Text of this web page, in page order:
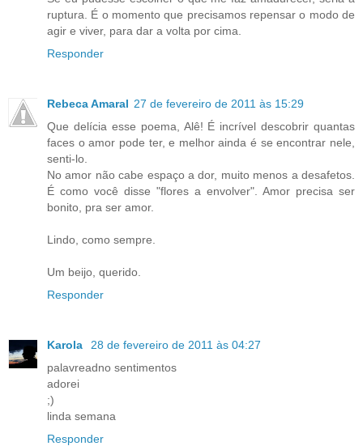
ruptura. É o momento que precisamos repensar o modo de
agir e viver, para dar a volta por cima.
Responder
Rebeca Amaral 27 de fevereiro de 2011 às 15:29
Que delícia esse poema, Alê! É incrível descobrir quantas
faces o amor pode ter, e melhor ainda é se encontrar nele,
senti-lo.
No amor não cabe espaço a dor, muito menos a desafetos.
É como você disse "flores a envolver". Amor precisa ser
bonito, pra ser amor.
Lindo, como sempre.
Um beijo, querido.
Responder
Karola
28 de fevereiro de 2011 às 04:27
palavreadno sentimentos
adorei
;)
linda semana
Responder